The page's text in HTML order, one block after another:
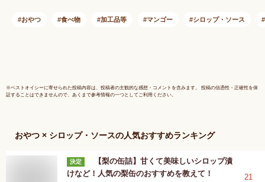
おやつ 食べ物 加工品等 マンゴー シロップ・ソース
※ベストオイシーに寄せられた投稿内容は、投稿者の主観的な感想・コメントを含みます。 投稿の信憑性・正確性を保
証することはできませんので、あくまで参考情報の一つとしてご利用ください。
おやつ × シロップ・ソースの人気おすすめランキング
決定
【梨の缶詰】甘くて美味しいシロップ漬
けなど！人気の梨缶のおすすめを教えて！
21